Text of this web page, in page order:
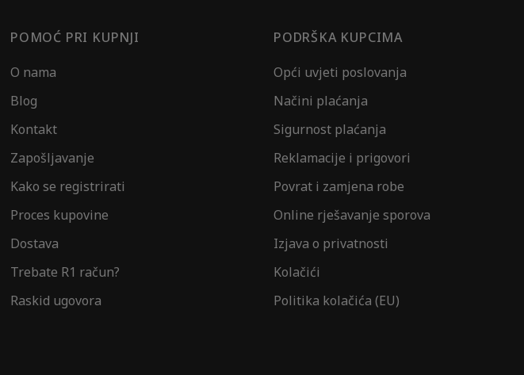
POMOĆ PRI KUPNJI
O nama
Blog
Kontakt
Zapošljavanje
Kako se registrirati
Proces kupovine
Dostava
Trebate R1 račun?
Raskid ugovora
PODRŠKA KUPCIMA
Opći uvjeti poslovanja
Načini plaćanja
Sigurnost plaćanja
Reklamacije i prigovori
Povrat i zamjena robe
Online rješavanje sporova
Izjava o privatnosti
Kolačići
Politika kolačića (EU)